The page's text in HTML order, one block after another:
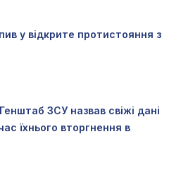
у відкрите протистояння з
ЗСУ назвав свіжі дані
їхнього вторгнення в